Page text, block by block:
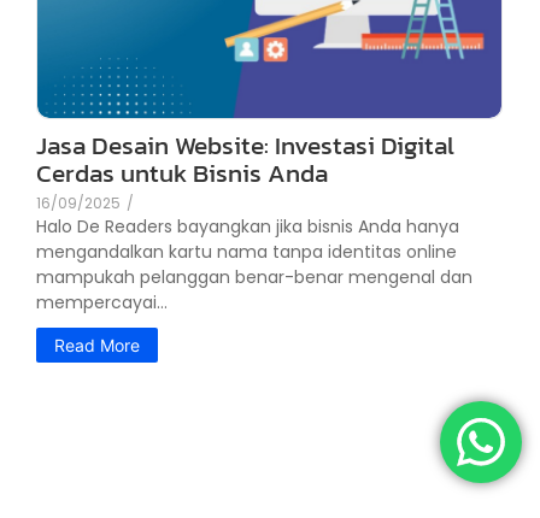
Jasa Desain Website: Investasi Digital
Cerdas untuk Bisnis Anda
16/09/2025 /
Halo De Readers bayangkan jika bisnis Anda hanya
mengandalkan kartu nama tanpa identitas online
mampukah pelanggan benar-benar mengenal dan
mempercayai...
Read More